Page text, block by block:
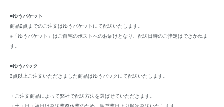
■ゆうパケット
商品2点までのご注文はゆうパケットにて配送いたします。
※「ゆうパケット」はご自宅のポストへのお届けとなり、配送日時のご指定はできかねま
す。
■ゆうパック
3点以上ご注文いただきました商品はゆうパックにて配送いたします。
・ご注文商品によって弊社で配送方法を選ばせていただきます。
・土・日・祝日は発送業務休業のため、翌営業日より順次発送いたします。